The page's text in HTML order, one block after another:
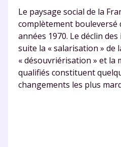
Le paysage social de la
complètement bouleversé
années 1970. Le déclin
suite la « salarisation » de
« désouvriérisation » et la
qualifiés constituent
changements les plus
Fiches de cours
corrigés,
Unespace dédié
suivre les progrès
Tout le
la Terminale
Des profs
à la demande par